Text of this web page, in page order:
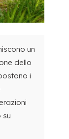
un
dello
i
su